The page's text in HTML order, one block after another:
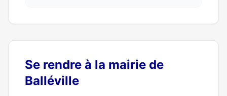
Se rendre à la mairie de
Balléville